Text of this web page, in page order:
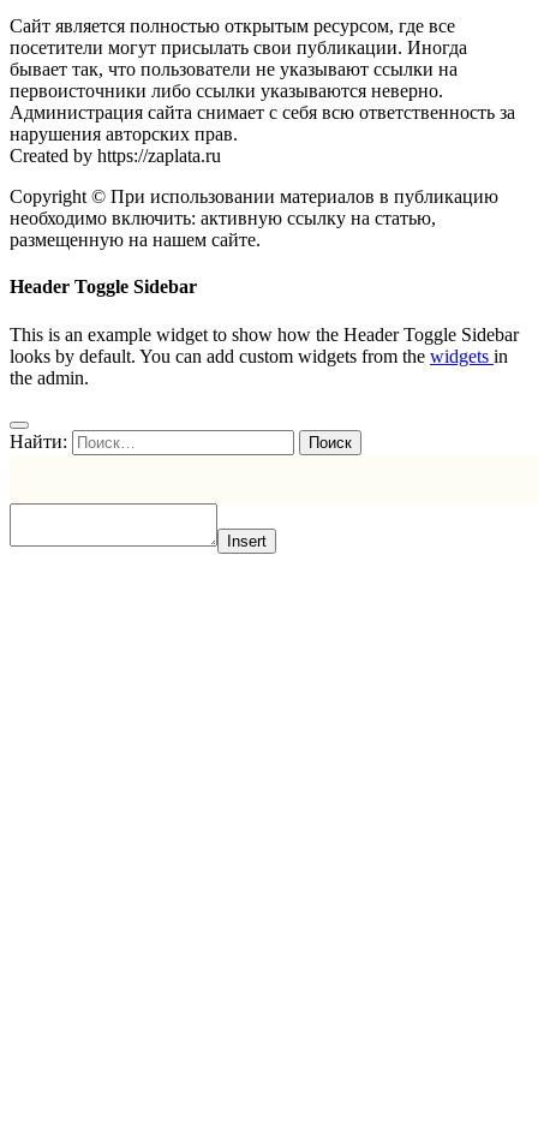
Сайт является полностью открытым ресурсом, где все
посетители могут присылать свои публикации. Иногда
бывает так, что пользователи не указывают ссылки на
первоисточники либо ссылки указываются неверно.
Администрация сайта снимает с себя всю ответственность за
нарушения авторских прав.
Created by https://zaplata.ru
Copyright © При использовании материалов в публикацию
необходимо включить: активную ссылку на статью,
размещенную на нашем сайте.
Header Toggle Sidebar
This is an example widget to show how the Header Toggle Sidebar
looks by default. You can add custom widgets from the widgets in
the admin.
Найти:
Insert